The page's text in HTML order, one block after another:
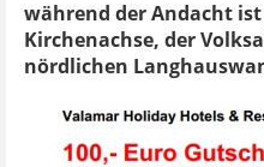
während der Andacht
Kirchenachse, der
nördlichen